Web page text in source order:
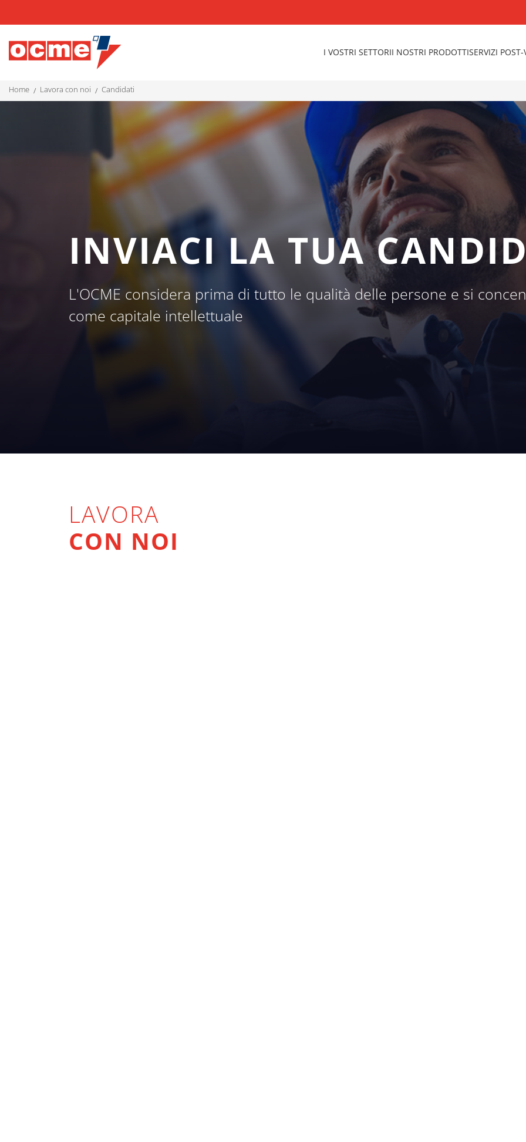
I VOSTRI SETTORII NOSTRI PRODOTTISERVIZI
home lavora con noi candidati
INVIACI LA TUA
L'OCME considera prima di tutto le qualità delle persone e si
come capitale intellettuale
LAVORA
CON NOI